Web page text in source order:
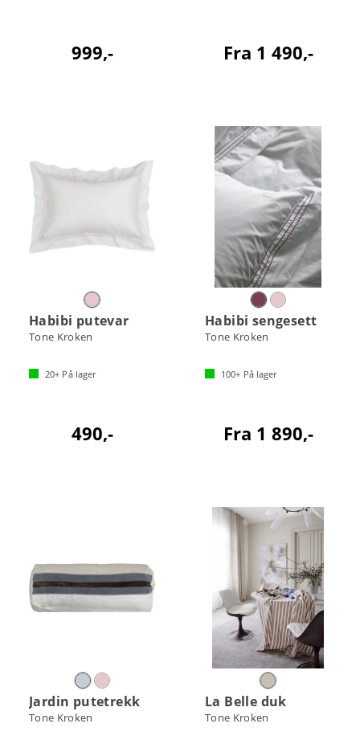
999,- Fra 1 490,-
Habibi putevar
Tone Kroken
20+ På lager
490,-
Habibi sengesett
Tone Kroken
100+ På lager
Fra 1 890,-
Jardin putetrekk
Tone Kroken
La Belle duk
Tone Kroken